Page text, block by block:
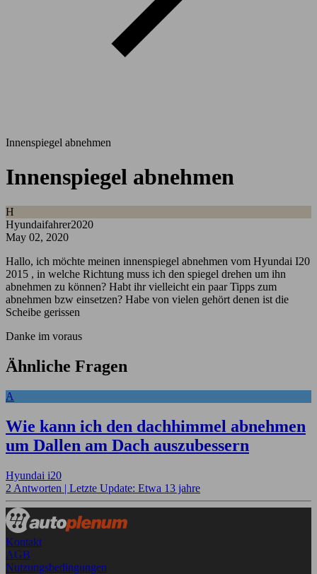
Innenspiegel abnehmen
Innenspiegel abnehmen
H
Hyundaifahrer2020
May 02, 2020
Hallo, ich möchte meinen innenspiegel abnehmen vom Hyundai I20
2015 , in welche Richtung muss ich den spiegel drehen um ihn
abnehmen zu können? Habt ihr vielleicht ein paar Tipps zum
abnehmen bzw einsetzen? Habe von vielen gehört denen ist die
Scheibe gerissen
Danke im voraus
Ähnliche Fragen
A
Wie kann ich den dachhimmel abnehmen
um Dallen am Dach auszubessern
Hyundai i20
2 Antworten | Letzte Update: Etwa 13 jahre
Kontakt
AGB
Nutzungsbedingungen